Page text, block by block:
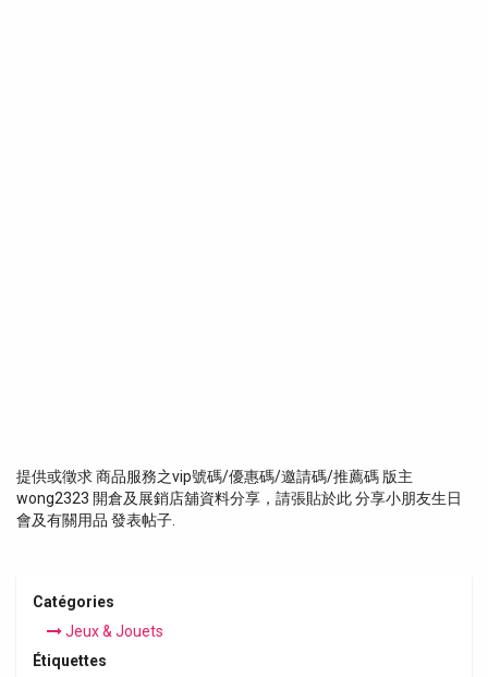
提供或徵求 商品服務之vip號碼/優惠碼/邀請碼/推薦碼 版主
wong2323 開倉及展銷店舖資料分享，請張貼於此 分享小朋友生日
會及有關用品 發表帖子.
Catégories
Jeux & Jouets
Étiquettes